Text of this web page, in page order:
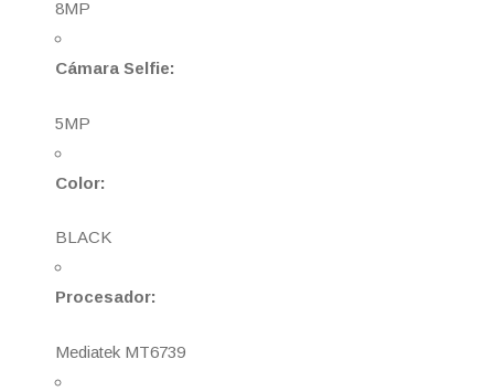
8MP
Cámara Selfie:
5MP
Color:
BLACK
Procesador:
Mediatek MT6739